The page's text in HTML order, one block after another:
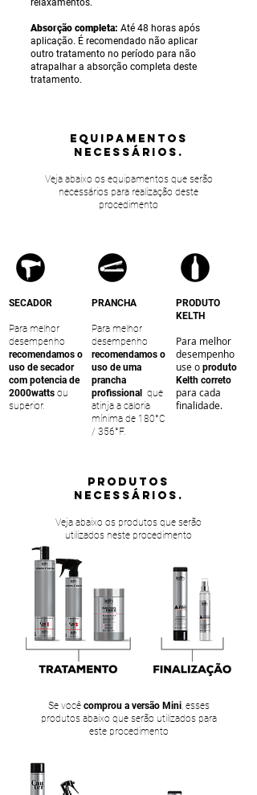
relaxamentos.
Absorção completa: Até 48 horas após
aplicação. É recomendado não aplicar
outro tratamento no período para não
atrapalhar a absorção completa deste
tratamento.
equipamentos
NECESSÁRIOS.
Veja abaixo os equipamentos que serão
necessários para realização deste
procedimento
SECADOR
Para melhor
desempenho
recomendamos o
uso de secador
com potencia de
2000watts ou
superior.
PRANCHA
Para melhor
desempenho
recomendamos o
uso de uma
prancha
profissional que
atinja a caloria
mínima de 180°C
/ 356°F.
PRODUTO
KELTH
Para melhor
desempenho
use o produto
Kelth correto
para cada
finalidade.
PRODUTOS
NECESSÁRIOS.
Veja abaixo os produtos que serão
utilizados neste procedimento
Se você comprou a versão Mini, esses
produtos abaixo que serão utilizados para
este procedimento